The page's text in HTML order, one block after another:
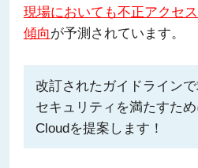
現場においても不正アクセ
傾向が予測されています。
改訂されたガイドライン
セキュリティを満たすた
Cloudを提案します！